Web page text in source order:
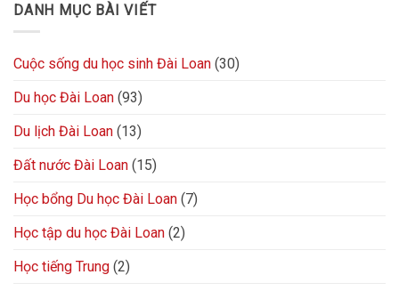
DANH MỤC BÀI VIẾT
Cuộc sống du học sinh Đài Loan (30)
Du học Đài Loan (93)
Du lịch Đài Loan (13)
Đất nước Đài Loan (15)
Học bổng Du học Đài Loan (7)
Học tập du học Đài Loan (2)
Học tiếng Trung (2)